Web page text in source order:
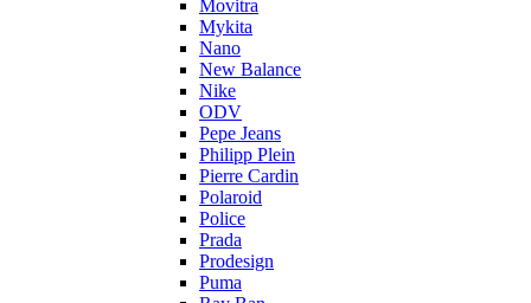
Movitra
Mykita
Nano
New Balance
Nike
ODV
Pepe Jeans
Philipp Plein
Pierre Cardin
Polaroid
Police
Prada
Prodesign
Puma